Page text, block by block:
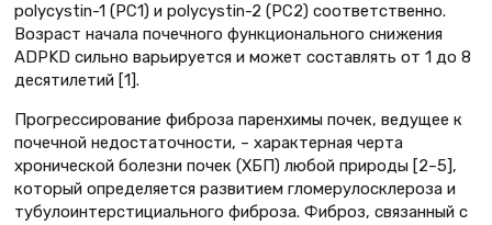
polycystin-1 (PC1) и polycystin-2 (PC2) соответственно.
Возраст начала почечного функционального снижения
ADPKD сильно варьируется и может составлять от 1 до 8
десятилетий [1].
Прогрессирование фиброза паренхимы почек, ведущее к
почечной недостаточности, – характерная черта
хронической болезни почек (ХБП) любой природы [2–5],
который определяется развитием гломерулосклероза и
тубулоинтерстициального фиброза. Фиброз, связанный с